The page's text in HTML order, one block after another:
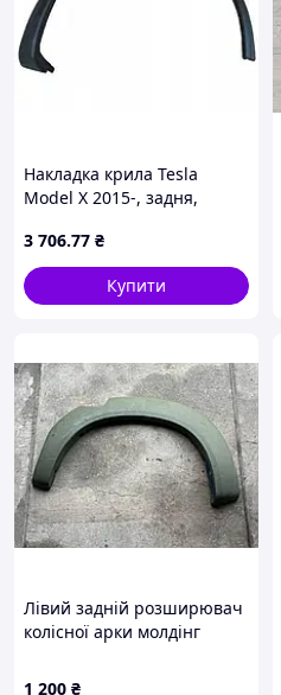
Накладка крила Tesla
Model X 2015-, задня,
188501524
3 706.77 ₴
Купити
Лівий задній розширювач
колісної арки молдінг
0K040
1 200 ₴